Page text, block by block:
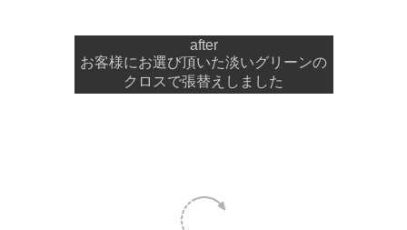
after
お客様にお選び頂いた淡いグリーンの
クロスで張替えしました